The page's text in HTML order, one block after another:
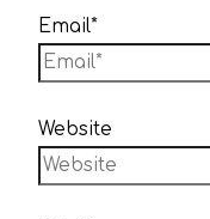
Email*
Website